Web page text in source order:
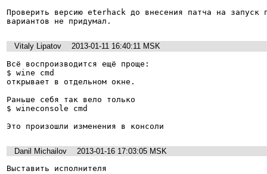
Проверить версию eterhack до внесения патча на
вариантов не придумал.
Vitaly Lipatov
2013-01-11 16:40:11 MSK
Всё воспроизводится ещё проще:
$ wine cmd
открывает в отдельном окне.
Раньше себя так вело только
$ wineconsole cmd
Это произошли изменения в консоли
Danil Michailov
2013-01-16 17:03:05 MSK
Выставить исполнителя